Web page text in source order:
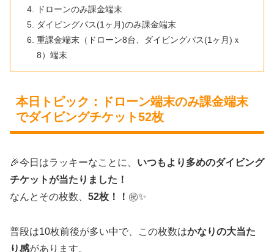
ドローンのみ課金端末
ダイビングパス(1ヶ月)のみ課金端末
重課金端末（ドローン8台、ダイビングパス(1ヶ月)ｘ
8）端末
本日トピック：ドローン端末のみ課金端末
でダイビングチケット52枚
🎉今日はラッキーなことに、 いつもより多めのダイビング
チケットが当たりました！
なんとその枚数、 52枚！！ ㊗️✨
普段は10枚前後が多い中で、この枚数はかなりの大当た
り感があります。